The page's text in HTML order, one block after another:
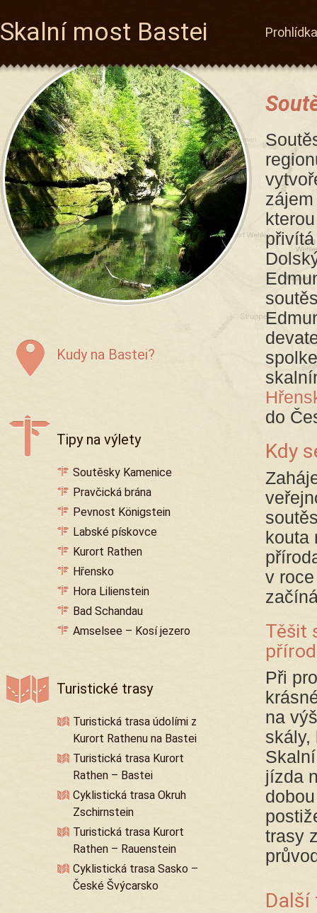
Skalní most Bastei Prohlídka
do
Kdy
kouta
v
Těšit
Při
na
skály,
jízda
trasy
Další
Kudy na Bastei?
Tipy na výlety
Soutěsky Kamenice
Pravčická brána
Pevnost Königstein
Labské pískovce
Kurort Rathen
Hřensko
Hora Lilienstein
Bad Schandau
Amselsee – Kosí jezero
Turistické trasy
Turistická trasa údolími z
Kurort Rathenu na Bastei
Turistická trasa Kurort
Rathen – Bastei
Cyklistická trasa Okruh
Zschirnstein
Turistická trasa Kurort
Rathen – Rauenstein
Cyklistická trasa Sasko –
České Švýcarsko